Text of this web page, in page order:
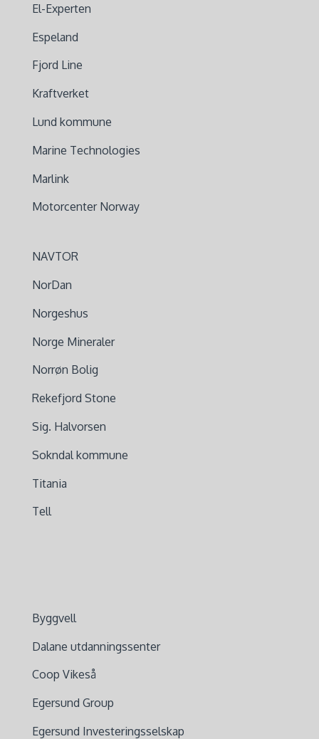
El-Experten
Espeland
Fjord Line
Kraftverket
Lund kommune
Marine Technologies
Marlink
Motorcenter Norway
NAVTOR
NorDan
Norgeshus
Norge Mineraler
Norrøn Bolig
Rekefjord Stone
Sig. Halvorsen
Sokndal kommune
Titania
Tell
Byggvell
Dalane utdanningssenter
Coop Vikeså
Egersund Group
Egersund Investeringsselskap